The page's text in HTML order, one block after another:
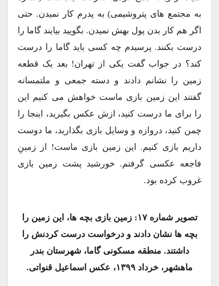
به مجتمع های پتروشیمی) به پدرم کار نمیدن. حتی
اگر هم کار بدن پول بهش نمیدن. بگویید بیایند گاما را
درست بکنند. پرسیدم چه کسی باید گاما را درست
کند؟ در جواب گفت یکی از تهران! بعد یک قطعه
زمین را نشانم دادند و دسته جمعی و ملتمسانه
گفتند این زمین بازی ماست خواهش می کنیم این
را برای ما درست کنید، ازش عکس بگیرید، اینجا را
چمن کنید، دروازه و وسایل بازی بگذارید، ما دوست
داریم بازی کنیم. این زمین بازی ماست! از زمینِ
فاجعه عکسی گرفتم. خورشید پشت زمین بازی
غروب کرده بود.
تصویر شماره ۱۷: زمین بازی بچه ها، این زمین را
بچه ها نشان دادند و درخواست درست کردنش را
داشتند. منطقه مسکونی گاما، شهرستان بندر
ماهشهر، خرداد ۱۳۹۹، عکس اسماعیل قنواتی.